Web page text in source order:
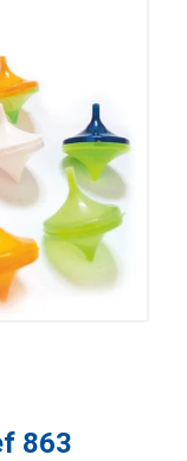
863